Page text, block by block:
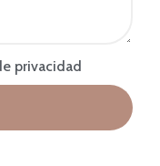
privacidad